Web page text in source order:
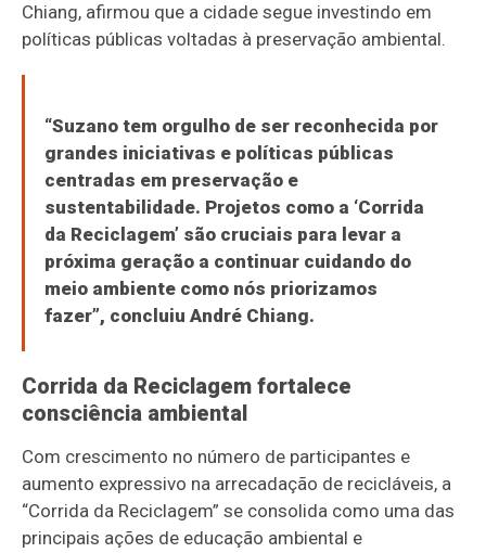
Chiang, afirmou que a cidade segue investindo em
políticas públicas voltadas à preservação ambiental.
“Suzano tem orgulho de ser reconhecida por
grandes iniciativas e políticas públicas
centradas em preservação e
sustentabilidade. Projetos como a ‘Corrida
da Reciclagem’ são cruciais para levar a
próxima geração a continuar cuidando do
meio ambiente como nós priorizamos
fazer”, concluiu André Chiang.
Corrida da Reciclagem fortalece
consciência ambiental
Com crescimento no número de participantes e
aumento expressivo na arrecadação de recicláveis, a
“Corrida da Reciclagem” se consolida como uma das
principais ações de educação ambiental e